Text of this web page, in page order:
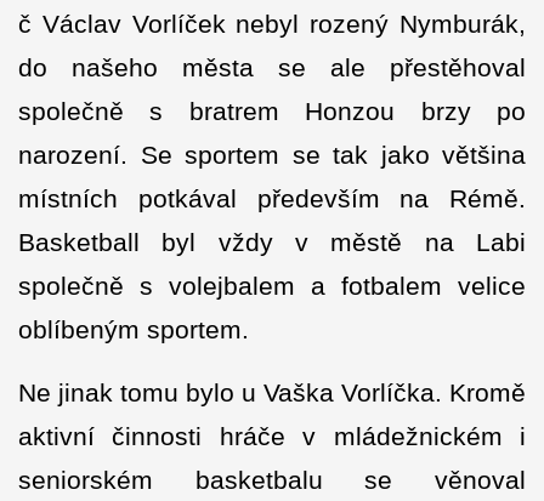
č Václav Vorlíček nebyl rozený Nymburák,
do našeho města se ale přestěhoval
společně s bratrem Honzou brzy po
narození. Se sportem se tak jako většina
místních potkával především na Rémě.
Basketball byl vždy v městě na Labi
společně s volejbalem a fotbalem velice
oblíbeným sportem.
Ne jinak tomu bylo u Vaška Vorlíčka. Kromě
aktivní činnosti hráče v mládežnickém i
seniorském basketbalu se věnoval